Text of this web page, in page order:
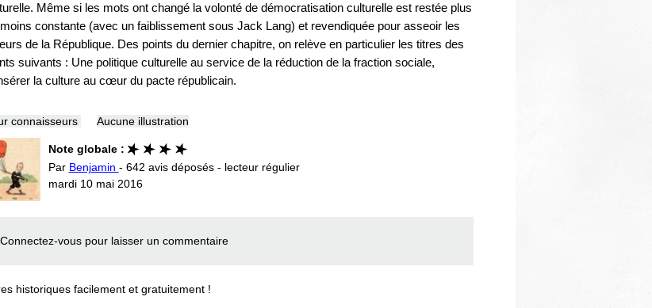
Même si les mots ont changé la volonté de démocratisation culturelle est restée plus
constante (avec un faiblissement sous Jack Lang) et revendiquée pour asseoir les
de la République. Des points du dernier chapitre, on relève en particulier les titres des
suivants : Une politique culturelle au service de la réduction de la fraction sociale,
la culture au cœur du pacte républicain.
connaisseurs Aucune illustration
Note globale :
Par Benjamin - 642 avis déposés - lecteur régulier
mardi 10 mai 2016
Connectez-vous pour laisser un commentaire
historiques facilement et gratuitement !